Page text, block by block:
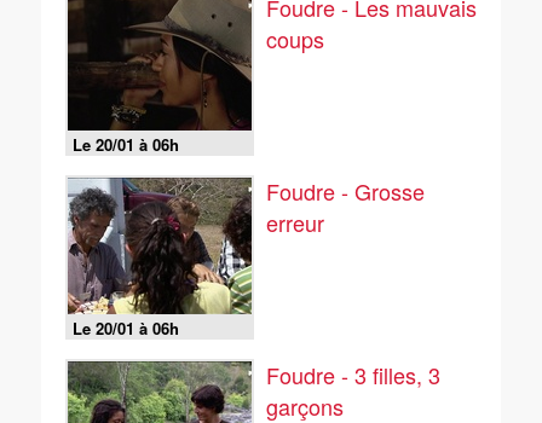
Le 20/01 à 06h
Foudre - Les mauvais
coups
Le 20/01 à 06h
Foudre - Grosse
erreur
Foudre - 3 filles, 3
garçons